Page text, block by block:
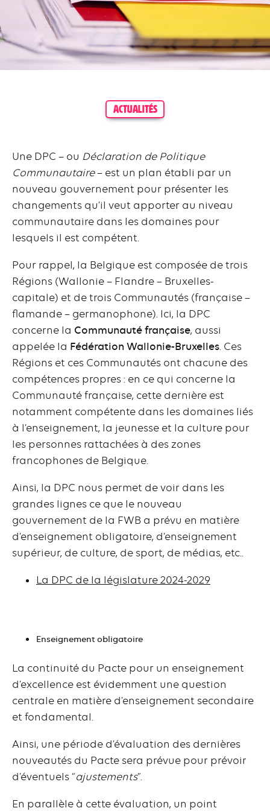
ACTUALITÉS
Une DPC – ou Déclaration de Politique
Communautaire– est un plan établi par un
nouveau gouvernement pour présenter les
changements qu’il veut apporter au niveau
communautaire dans les domaines pour
lesquels il est compétent.
Pour rappel, la Belgique est composée de trois
Régions (Wallonie – Flandre – Bruxelles-
capitale) et de trois Communautés (française –
flamande – germanophone). Ici, la DPC
concerne la Communauté française, aussi
appelée la Fédération Wallonie-Bruxelles . Ces
Régions et ces Communautés ont chacune des
compétences propres : en ce qui concerne la
Communauté française, cette dernière est
notamment compétente dans les domaines liés
à l’enseignement, la jeunesse et la culture pour
les personnes rattachées à des zones
francophones de Belgique.
Ainsi, la DPC nous permet de voir dans les
grandes lignes ce que le nouveau
gouvernement de la FWB a prévu en matière
d’enseignement obligatoire, d’enseignement
supérieur, de culture, de sport, de médias, etc..
La DPC de la législature 2024-2029
Enseignement obligatoire
La continuité du Pacte pour un enseignement
d’excellence est évidemment une question
centrale en matière d’enseignement secondaire
et fondamental.
Ainsi, une période d’évaluation des dernières
nouveautés du Pacte sera prévue pour prévoir
d’éventuels “ajustements”.
En parallèle à cette évaluation, un point